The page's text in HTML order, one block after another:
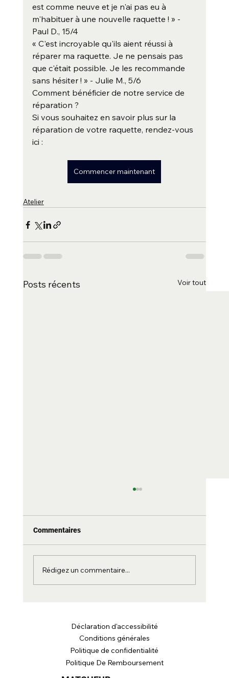
est comme neuve et je n'ai pas eu à
m'habituer à une nouvelle raquette ! » -
Paul D., 15/4
« C'est incroyable qu'ils aient réussi à
réparer ma raquette. Je ne pensais pas
que c'était possible. Je les recommande
sans hésiter ! » - Julie M., 5/6
Comment bénéficier de notre service de
réparation ?
Si vous souhaitez en savoir plus sur la
réparation de votre raquette, rendez-vous
ici :
Commencer maintenant
Atelier
Posts récents Voir tout
Le RA est l'un des chiffres les plus mal utilisés
chiffres qui en disent
Commentaires
Rédigez un commentaire...
Déclaration d'accessibilité
Conditions générales
Politique de confidentialité
Politique De Remboursement